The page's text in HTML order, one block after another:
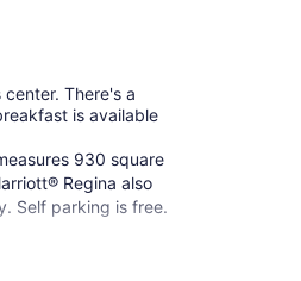
There's a
is available
930 square
Regina also
Self parking is free.